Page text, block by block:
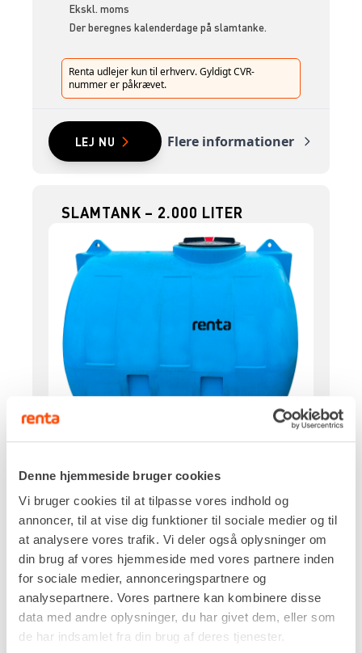
Denne hjemmeside bruger cookies
Vi bruger cookies til at tilpasse vores indhold og
annoncer, til at vise dig funktioner til sociale medier og til
at analysere vores trafik. Vi deler også oplysninger om
din brug af vores hjemmeside med vores partnere inden
for sociale medier, annonceringspartnere og
analysepartnere. Vores partnere kan kombinere disse
data med andre oplysninger, du har givet dem, eller som
de har indsamlet fra din brug af deres tjenester.
Ekskl. moms
Der beregnes kalenderdage på slamtanke.
Renta udlejer kun til erhverv. Gyldigt CVR-
nummer er påkrævet.
LEJ NU Flere informationer
SLAMTANK – 2.000 LITER
Kapacitet
2.000 liter
Dimensioner (H x B x L)
1.400 x 1.300 x 1.700 mm
Materiale
LDPE
Tilslutningsrør
1½"
Egenvægt